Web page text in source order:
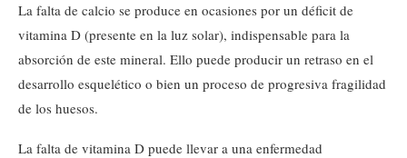
La falta de calcio se produce en ocasiones por un déficit de
vitamina D (presente en la luz solar), indispensable para la
absorción de este mineral. Ello puede producir un retraso en el
desarrollo esquelético o bien un proceso de progresiva fragilidad
de los huesos.
La falta de vitamina D puede llevar a una enfermedad